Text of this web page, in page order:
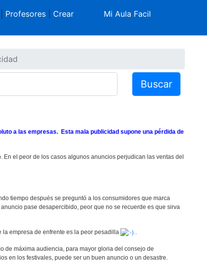
Profesores| Crear
Mi Aula Facil
Buscar
a las empresas. Esta mala publicidad supone una pérdida de
el peor de los casos algunos anuncios perjudican las ventas del
tiempo después se preguntó a los consumidores que marca
pase desapercibido, peor que no se recuerde es que sirva
empresa de enfrente es la peor pesadilla .
de máxima audiencia, para mayor gloria del consejo de
en los festivales, puede ser un buen anuncio o un desastre.